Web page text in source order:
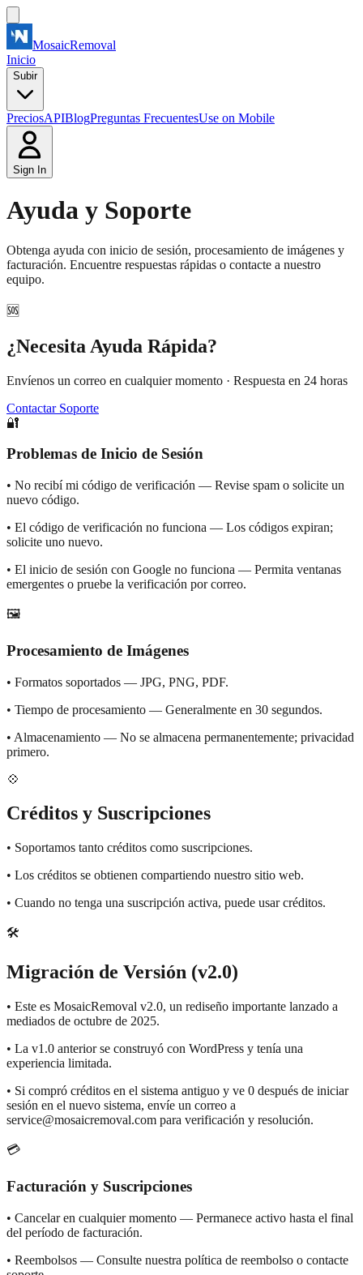
MosaicRemoval
Inicio
Subir
PreciosAPIBlogPreguntas FrecuentesUse on Mobile
Sign In
Ayuda y Soporte
Obtenga ayuda con inicio de sesión, procesamiento de imágenes y
facturación. Encuentre respuestas rápidas o contacte a nuestro
equipo.
🆘
¿Necesita Ayuda Rápida?
Envíenos un correo en cualquier momento · Respuesta en 24 horas
Contactar Soporte
🔐
Problemas de Inicio de Sesión
• No recibí mi código de verificación — Revise spam o solicite un
nuevo código.
• El código de verificación no funciona — Los códigos expiran;
solicite uno nuevo.
• El inicio de sesión con Google no funciona — Permita ventanas
emergentes o pruebe la verificación por correo.
🖼️
Procesamiento de Imágenes
• Formatos soportados — JPG, PNG, PDF.
• Tiempo de procesamiento — Generalmente en 30 segundos.
• Almacenamiento — No se almacena permanentemente; privacidad
primero.
💠
Créditos y Suscripciones
• Soportamos tanto créditos como suscripciones.
• Los créditos se obtienen compartiendo nuestro sitio web.
• Cuando no tenga una suscripción activa, puede usar créditos.
🛠️
Migración de Versión (v2.0)
• Este es MosaicRemoval v2.0, un rediseño importante lanzado a
mediados de octubre de 2025.
• La v1.0 anterior se construyó con WordPress y tenía una
experiencia limitada.
• Si compró créditos en el sistema antiguo y ve 0 después de iniciar
sesión en el nuevo sistema, envíe un correo a
service@mosaicremoval.com para verificación y resolución.
💳
Facturación y Suscripciones
• Cancelar en cualquier momento — Permanece activo hasta el final
del período de facturación.
• Reembolsos — Consulte nuestra política de reembolso o contacte